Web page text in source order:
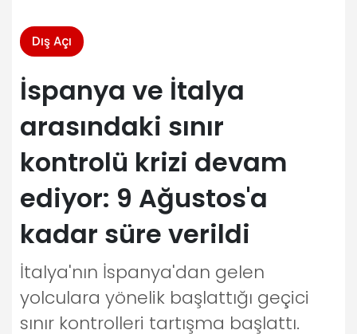
Dış Açı
İspanya ve İtalya
arasındaki sınır
kontrolü krizi devam
ediyor: 9 Ağustos'a
kadar süre verildi
İtalya'nın İspanya'dan gelen
yolculara yönelik başlattığı geçici
sınır kontrolleri tartışma başlattı.